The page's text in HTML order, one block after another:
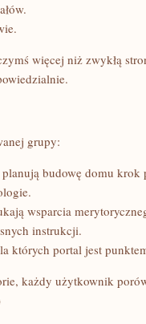
więcej niż zwykłą
grupy:
budowę domu krok
wsparcia
instrukcji.
których portal jest
każdy użytkownik